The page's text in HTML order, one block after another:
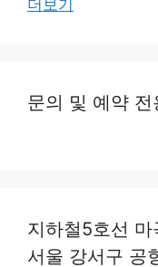
더보기
문의 및 예약
지하철5호선
서울 강서구 공